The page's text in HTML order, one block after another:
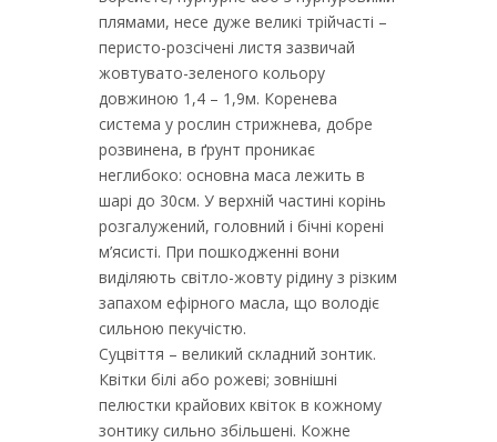
плямами, несе дуже великі трійчасті –
перисто-розсічені листя зазвичай
жовтувато-зеленого кольору
довжиною 1,4 – 1,9м. Коренева
система у рослин стрижнева, добре
розвинена, в ґрунт проникає
неглибоко: основна маса лежить в
шарі до 30см. У верхній частині корінь
розгалужений, головний і бічні корені
м’ясисті. При пошкодженні вони
виділяють світло-жовту рідину з різким
запахом ефірного масла, що володіє
сильною пекучістю.
Суцвіття – великий складний зонтик.
Квітки білі або рожеві; зовнішні
пелюстки крайових квіток в кожному
зонтику сильно збільшені. Кожне